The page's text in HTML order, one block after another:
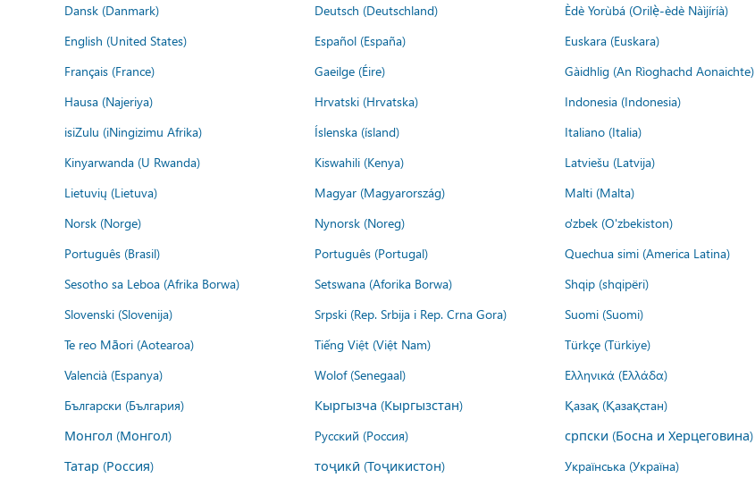
Dansk (Danmark)
Deutsch (Deutschland) Èdè Yorùbá (Orilẹ̀-èdè Nàìjíríà)
English (United States)
Español (España) Euskara (Euskara)
Français (France)
Gaeilge (Éire) Gàidhlig (An Rìoghachd Aonaichte)
Hausa (Najeriya)
Hrvatski (Hrvatska) Indonesia (Indonesia)
isiZulu (iNingizimu Afrika)
Íslenska (ísland) Italiano (Italia)
Kinyarwanda (U Rwanda)
Kiswahili (Kenya) Latviešu (Latvija)
Lietuvių (Lietuva)
Magyar (Magyarország) Malti (Malta)
Norsk (Norge)
Nynorsk (Noreg) o'zbek (O'zbekiston)
Português (Brasil)
Português (Portugal) Quechua simi (America Latina)
Sesotho sa Leboa (Afrika Borwa)
Setswana (Aforika Borwa) Shqip (shqipëri)
Slovenski (Slovenija)
Srpski (Rep. Srbija i Rep. Crna Gora) Suomi (Suomi)
Te reo Māori (Aotearoa)
Tiếng Việt (Việt Nam) Türkçe (Türkiye)
Valencià (Espanya)
Wolof (Senegaal) Ελληνικά (Ελλάδα)
Български (България)
Кыргызча (Кыргызстан) Қазақ (Қазақстан)
Монгол (Монгол)
Русский (Россия) српски (Босна и Херцеговина)
Татар (Россия)
тоҷикӣ (Тоҷикистон) Українська (Україна)